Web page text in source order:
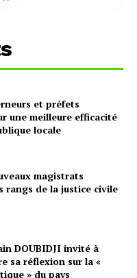
et préfets
une meilleure efficacité
locale
magistrats
rangs de la justice civile
DOUBIDJI invité à
sa réflexion sur la «
» du pays